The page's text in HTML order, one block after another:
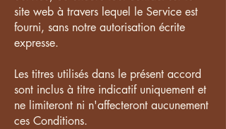
site web à travers lequel le Service est
fourni, sans notre autorisation écrite
expresse.
Les titres utilisés dans le présent accord
sont inclus à titre indicatif uniquement et
ne limiteront ni n'affecteront aucunement
ces Conditions.